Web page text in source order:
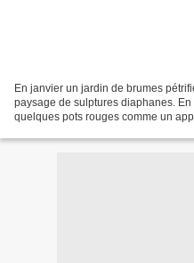
En janvier un jardin de brumes
paysage de sulptures diaphanes.
quelques pots rouges comme un